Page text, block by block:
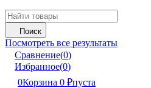
Поиск
Посмотреть все результаты
Сравнение(0)
Избранное(0)
0Корзина 0 ₽пуста